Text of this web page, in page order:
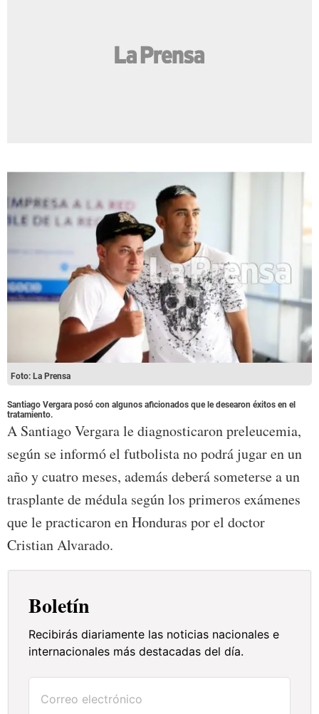
Foto: La Prensa
Santiago Vergara posó con algunos aficionados que le desearon éxitos en el
tratamiento.
A Santiago Vergara le diagnosticaron preleucemia,
según se informó el futbolista no podrá jugar en un
año y cuatro meses, además deberá someterse a un
trasplante de médula según los primeros exámenes
que le practicaron en Honduras por el doctor
Cristian Alvarado.
Boletín
Recibirás diariamente las noticias nacionales e
internacionales más destacadas del día.